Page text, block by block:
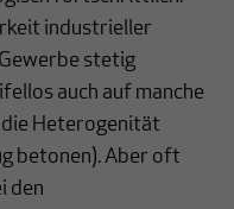
industrieller
stetig
auch auf manche
die Heterogenität
betonen). Aber oft
den